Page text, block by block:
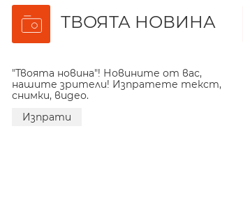
ТВОЯТА НОВИНА
"Твоята новина"! Новините от вас,
нашите зрители! Изпратете текст,
снимки, видео.
Изпрати